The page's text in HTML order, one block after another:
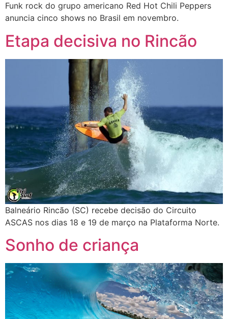
Funk rock do grupo americano Red Hot Chili Peppers
anuncia cinco shows no Brasil em novembro.
Etapa decisiva no Rincão
Balneário Rincão (SC) recebe decisão do Circuito
ASCAS nos dias 18 e 19 de março na Plataforma Norte.
Sonho de criança